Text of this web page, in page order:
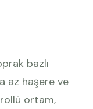
bazlı
az haşere ve
ortam,